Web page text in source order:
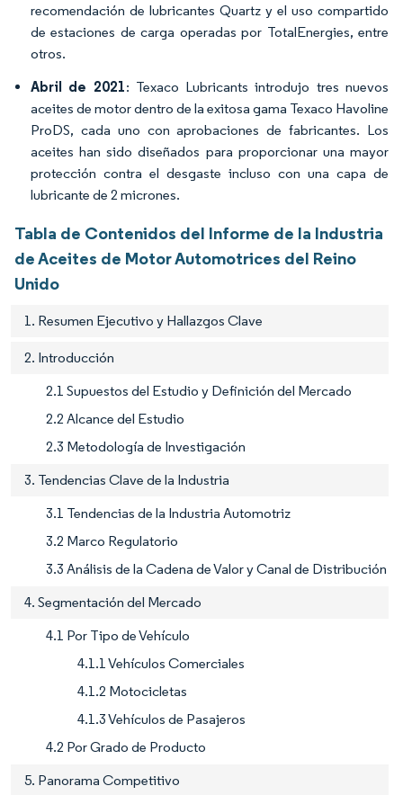
recomendación de lubricantes Quartz y el uso compartido
de estaciones de carga operadas por TotalEnergies, entre
otros.
Abril de 2021: Texaco Lubricants introdujo tres nuevos
aceites de motor dentro de la exitosa gama Texaco Havoline
ProDS, cada uno con aprobaciones de fabricantes. Los
aceites han sido diseñados para proporcionar una mayor
protección contra el desgaste incluso con una capa de
lubricante de 2 micrones.
Tabla de Contenidos del Informe de la Industria
de Aceites de Motor Automotrices del Reino
Unido
1. Resumen Ejecutivo y Hallazgos Clave
2. Introducción
2.1 Supuestos del Estudio y Definición del Mercado
2.2 Alcance del Estudio
2.3 Metodología de Investigación
3. Tendencias Clave de la Industria
3.1 Tendencias de la Industria Automotriz
3.2 Marco Regulatorio
3.3 Análisis de la Cadena de Valor y Canal de Distribución
4. Segmentación del Mercado
4.1 Por Tipo de Vehículo
4.1.1 Vehículos Comerciales
4.1.2 Motocicletas
4.1.3 Vehículos de Pasajeros
4.2 Por Grado de Producto
5. Panorama Competitivo